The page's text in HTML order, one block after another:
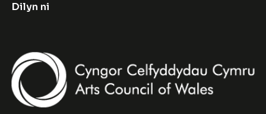
Dilyn ni